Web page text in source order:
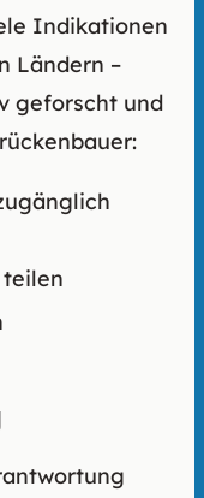
Indikationen
Ländern –
geforscht und